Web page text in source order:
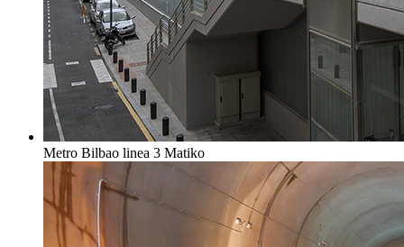
Metro Bilbao linea 3 Matiko